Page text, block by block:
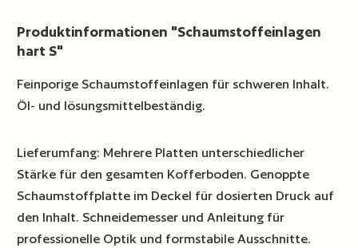
Produktinformationen "Schaumstoffeinlagen
hart S"
Feinporige Schaumstoffeinlagen für schweren Inhalt.
Öl- und lösungsmittelbeständig.
Lieferumfang: Mehrere Platten unterschiedlicher
Stärke für den gesamten Kofferboden. Genoppte
Schaumstoffplatte im Deckel für dosierten Druck auf
den Inhalt. Schneidemesser und Anleitung für
professionelle Optik und formstabile Ausschnitte.